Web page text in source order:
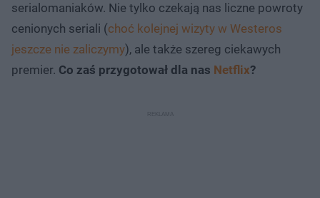
serialomaniaków. Nie tylko czekają nas liczne powroty
cenionych seriali (choć kolejnej wizyty w Westeros
jeszcze nie zaliczymy), ale także szereg ciekawych
premier. Co zaś przygotował dla nas Netflix?